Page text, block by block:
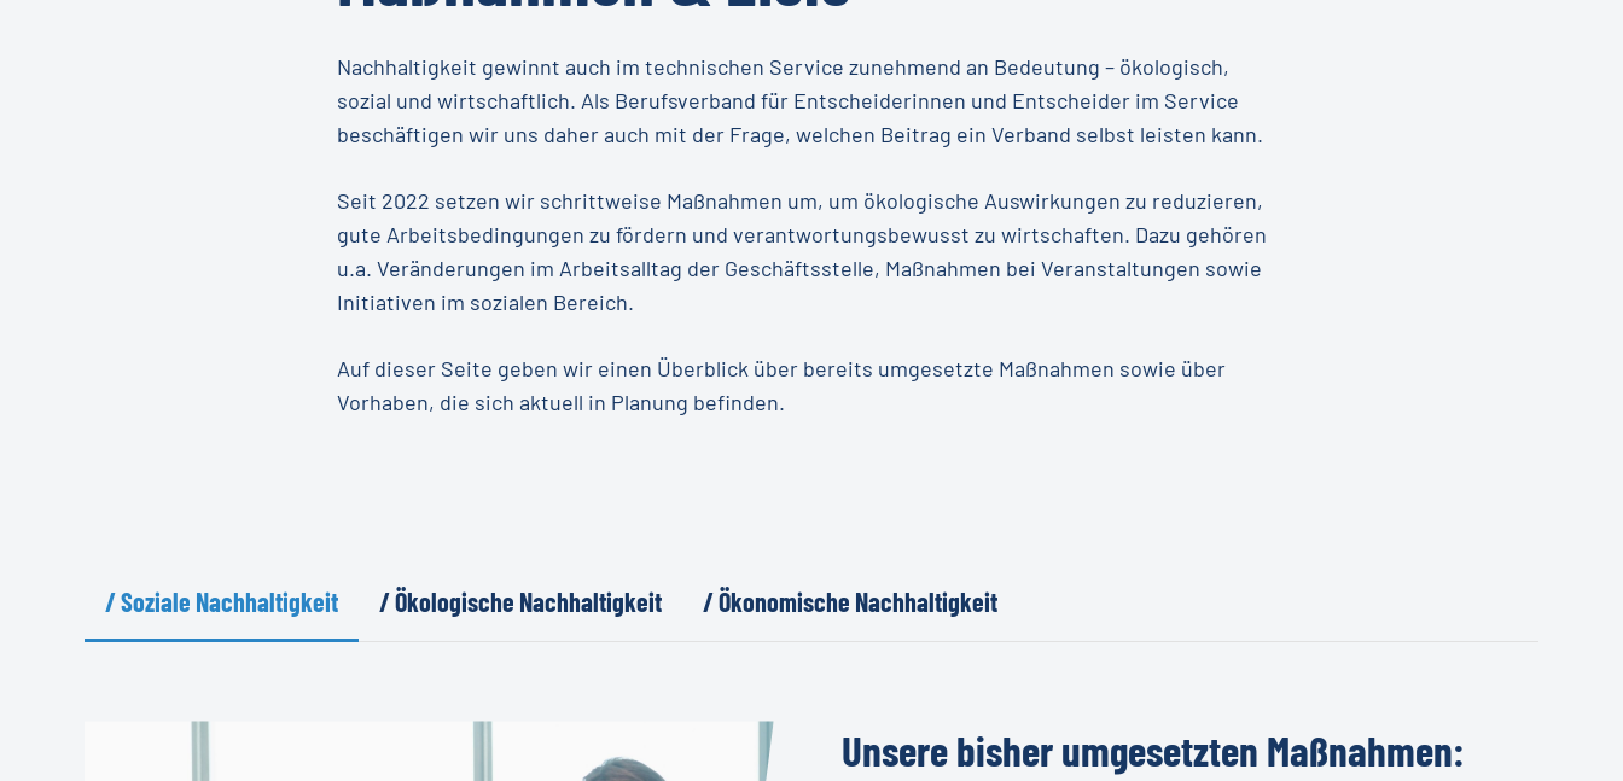
Nachhaltigkeit gewinnt auch im technischen Service zunehmend an Bedeutung – ökologisch,
sozial und wirtschaftlich. Als Berufsverband für Entscheiderinnen und Entscheider im Service
beschäftigen wir uns daher auch mit der Frage, welchen Beitrag ein Verband selbst leisten kann.
Seit 2022 setzen wir schrittweise Maßnahmen um, um ökologische Auswirkungen zu reduzieren,
gute Arbeitsbedingungen zu fördern und verantwortungsbewusst zu wirtschaften. Dazu gehören
u.a. Veränderungen im Arbeitsalltag der Geschäftsstelle, Maßnahmen bei Veranstaltungen sowie
Initiativen im sozialen Bereich.
Auf dieser Seite geben wir einen Überblick über bereits umgesetzte Maßnahmen sowie über
Vorhaben, die sich aktuell in Planung befinden.
/ Soziale Nachhaltigkeit / Ökologische Nachhaltigkeit / Ökonomische Nachhaltigkeit
Unserebisherumgesetzten Maßnahmen: